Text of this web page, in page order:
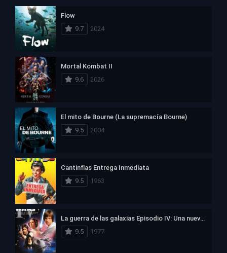
Flow
9.7
2024
Mortal Kombat II
9.6
2026
El mito de Bourne (La supremacía Bourne)
9.5
2004
Cantinflas Entrega Inmediata
9.5
1963
La guerra de las galaxias Episodio IV: Una nueva esperanza
9.5
1977